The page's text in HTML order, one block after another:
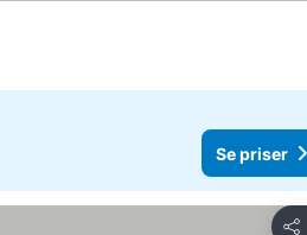
Se priser